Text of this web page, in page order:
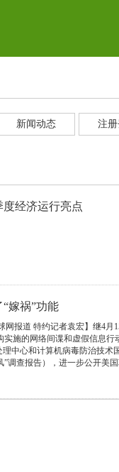
新闻动态 注
度经济运行亮点
嫁祸”功能
网报道 特约记者袁宏】继4
实施的网络间谍和虚假信息
理中心和计算机病毒防治技
调查报告），进一步公开美